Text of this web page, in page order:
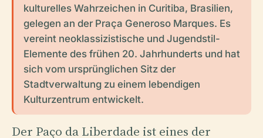
kulturelles Wahrzeichen in Curitiba, Brasilien,
gelegen an der Praça Generoso Marques. Es
vereint neoklassizistische und Jugendstil-
Elemente des frühen 20. Jahrhunderts und hat
sich vom ursprünglichen Sitz der
Stadtverwaltung zu einem lebendigen
Kulturzentrum entwickelt.
Der Paço da Liberdade ist eines der